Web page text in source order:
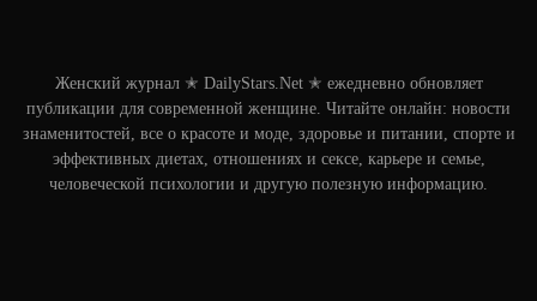
Женский журнал ✭ DailyStars.Net ✭ ежедневно обновляет
публикации для современной женщине. Читайте онлайн: новости
знаменитостей, все о красоте и моде, здоровье и питании, спорте и
эффективных диетах, отношениях и сексе, карьере и семье,
человеческой психологии и другую полезную информацию.